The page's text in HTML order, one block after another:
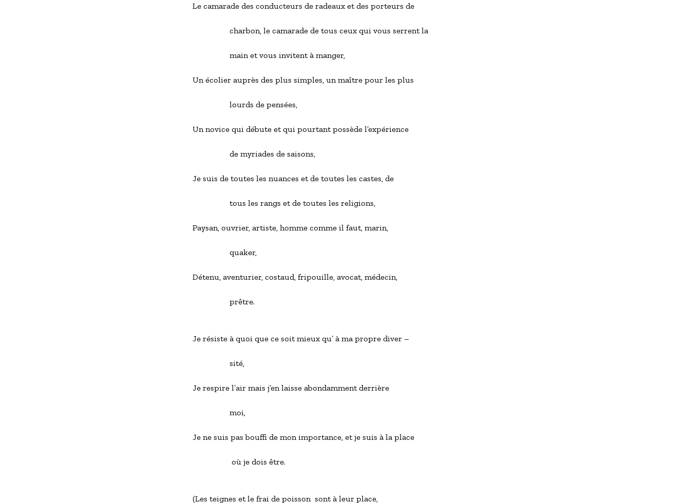
Le camarade des conducteurs de radeaux et des porteurs de
                  charbon, le camarade de tous ceux qui vous serrent la
                  main et vous invitent à manger,
Un écolier auprès des plus simples, un maître pour les plus
                  lourds de pensées,
Un novice qui débute et qui pourtant possède l’expérience
                  de myriades de saisons,
Je suis de toutes les nuances et de toutes les castes, de
                  tous les rangs et de toutes les religions,
Paysan, ouvrier, artiste, homme comme il faut, marin,
                  quaker,
Détenu, aventurier, costaud, fripouille, avocat, médecin,
                  prêtre.
Je résiste à quoi que ce soit mieux qu’ à ma propre diver –
                  sité,
Je respire l’air mais j’en laisse abondamment derrière
                  moi,
Je ne suis pas bouffi de mon importance, et je suis à la place
                   où je dois être.
(Les teignes et le frai de poisson  sont à leur place,